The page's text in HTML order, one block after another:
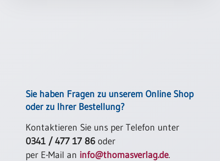
Urkundenscheine
Sie haben Fragen zu unserem Online Shop
oder zu Ihrer Bestellung?
Kontaktieren Sie uns per Telefon unter
0341 / 477 17 86 oder
per E-Mail an info@thomasverlag.de.